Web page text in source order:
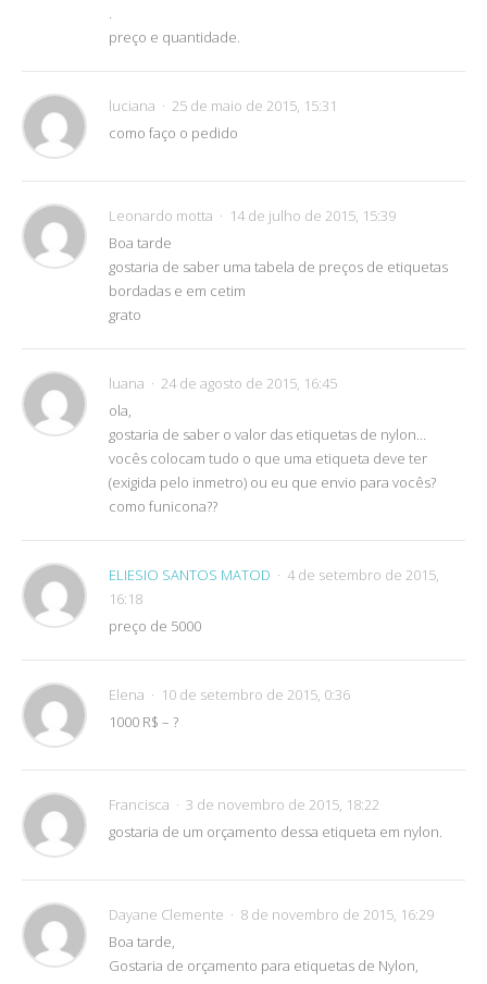
.
preço e quantidade.
luciana
25 de maio de 2015, 15:31
como faço o pedido
Leonardo motta
14 de julho de 2015, 15:39
Boa tarde
gostaria de saber uma tabela de preços de etiquetas
bordadas e em cetim
grato
luana
24 de agosto de 2015, 16:45
ola,
gostaria de saber o valor das etiquetas de nylon…
vocês colocam tudo o que uma etiqueta deve ter
(exigida pelo inmetro) ou eu que envio para vocês?
como funicona??
ELIESIO SANTOS MATOD
4 de setembro de 2015,
16:18
preço de 5000
Elena
10 de setembro de 2015, 0:36
1000 R$ – ?
Francisca
3 de novembro de 2015, 18:22
gostaria de um orçamento dessa etiqueta em nylon.
Dayane Clemente
8 de novembro de 2015, 16:29
Boa tarde,
Gostaria de orçamento para etiquetas de Nylon,